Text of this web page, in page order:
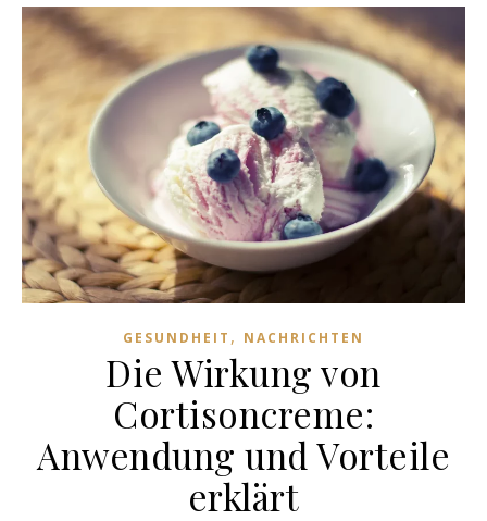
GESUNDHEIT , NACHRICHTEN
Die Wirkung von
Cortisoncreme:
Anwendung und Vorteile
erklärt